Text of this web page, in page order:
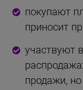
покупают
приносит
участвуют
продажи,